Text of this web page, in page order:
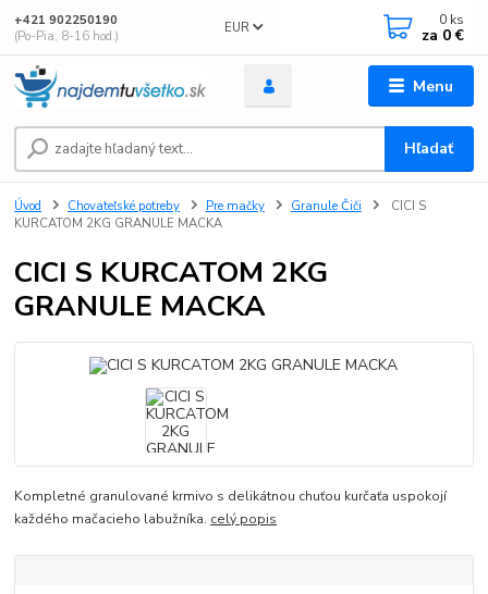
Menu
EUR
Hľadať
+421 902250190
(Po-Pia, 8-16 hod.)
0 ks
za 0 €
Úvod Chovateľské potreby Pre mačky Granule Čiči
CICI S
KURCATOM 2KG GRANULE MACKA
CICI S KURCATOM 2KG
GRANULE MACKA
Kompletné granulované krmivo s delikátnou chuťou kurčaťa uspokojí
každého mačacieho labužníka. celý popis